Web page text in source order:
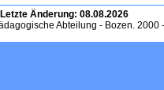
Letzte Änderung: 08.08.2026
Abteilung - Bozen. 2000